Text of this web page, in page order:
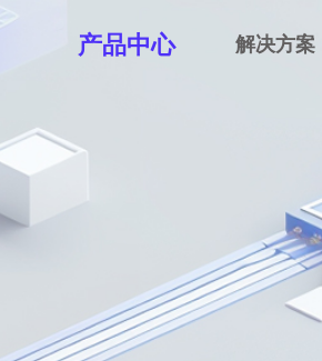
产品中心 解决方案